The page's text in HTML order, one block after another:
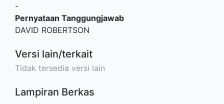
-
Pernyataan Tanggungjawab
DAVID ROBERTSON
Versi lain/terkait
Tidak tersedia versi lain
Lampiran Berkas